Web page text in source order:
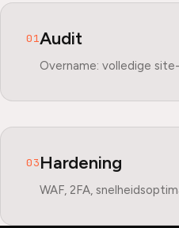
01Audit
Overname: volledige
03Hardening
WAF, 2FA,